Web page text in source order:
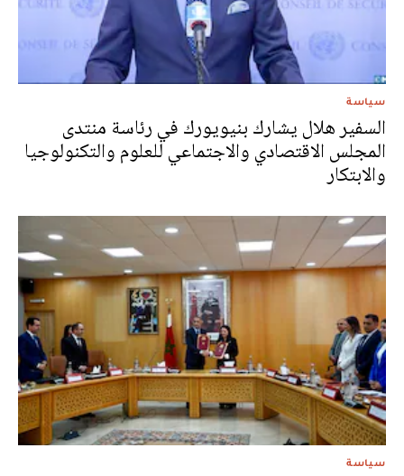
سياسة
السفير هلال يشارك بنيويورك في رئاسة منتدى
المجلس الاقتصادي والاجتماعي للعلوم والتكنولوجيا
والابتكار
سياسة